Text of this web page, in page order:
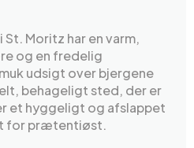
St. Moritz har en varm,
og en fredelig
udsigt over bjergene
behageligt sted, der er
et hyggeligt og afslappet
for prætentiøst.